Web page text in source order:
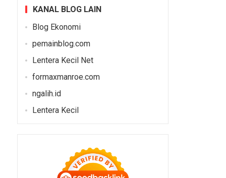
KANAL BLOG LAIN
Blog Ekonomi
pemainblog.com
Lentera Kecil Net
formaxmanroe.com
ngalih.id
Lentera Kecil